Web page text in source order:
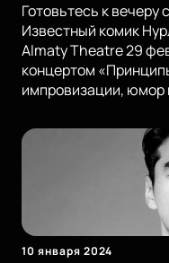
Готовьтесь к вечеру
Известный комик
Almaty Theatre 29
концертом
импровизации, юмор
10 января 2024